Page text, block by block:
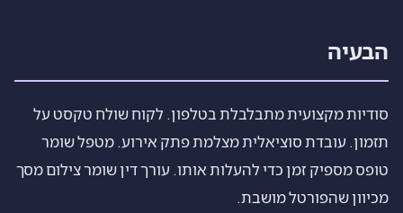
הבעיה
סודיות מקצועית מתבלבלת בטלפון. לקוח שולח טקסט על
תזמון. עובדת סוציאלית מצלמת פתק אירוע. מטפל שומר
טופס מספיק זמן כדי להעלות אותו. עורך דין שומר צילום מסך
מכיוון שהפורטל מושבת.